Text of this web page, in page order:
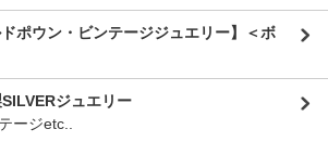
ポウン・ビンテージジュエリー】＜ボ
ジュエリー
ージetc..